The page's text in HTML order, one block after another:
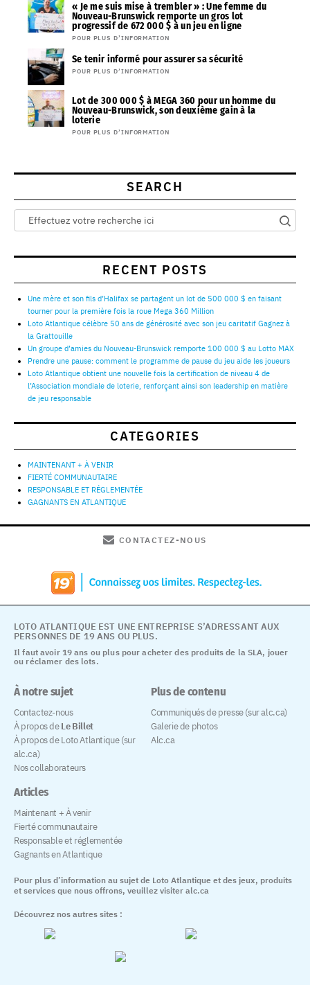
« Je me suis mise à trembler » : Une femme du
Nouveau-Brunswick remporte un gros lot
progressif de 672 000 $ à un jeu en ligne
POUR PLUS D’INFORMATION
Se tenir informé pour assurer sa sécurité
POUR PLUS D’INFORMATION
Lot de 300 000 $ à MEGA 360 pour un homme du
Nouveau-Brunswick, son deuxième gain à la
loterie
POUR PLUS D’INFORMATION
SEARCH
RECENT POSTS
Une mère et son fils d’Halifax se partagent un lot de 500 000 $ en faisant
tourner pour la première fois la roue Mega 360 Million
Loto Atlantique célèbre 50 ans de générosité avec son jeu caritatif Gagnez à
la Grattouille
Un groupe d’amies du Nouveau-Brunswick remporte 100 000 $ au Lotto MAX
Prendre une pause: comment le programme de pause du jeu aide les joueurs
Loto Atlantique obtient une nouvelle fois la certification de niveau 4 de
l’Association mondiale de loterie, renforçant ainsi son leadership en matière
de jeu responsable
CATEGORIES
MAINTENANT + À VENIR
FIERTÉ COMMUNAUTAIRE
RESPONSABLE ET RÉGLEMENTÉE
GAGNANTS EN ATLANTIQUE
CONTACTEZ-NOUS
Il faut avoir 19 ans ou plus pour acheter des produits de la SLA, jouer
ou réclamer des lots.
LOTO ATLANTIQUE EST UNE ENTREPRISE S’ADRESSANT AUX
PERSONNES DE 19 ANS OU PLUS.
À notre sujet
Contactez-nous
À propos deLe Billet
À propos de Loto Atlantique (sur
alc.ca)
Nos collaborateurs
Articles
Maintenant + À venir
Fierté communautaire
Responsable et réglementée
Gagnants en Atlantique
Plus de contenu
Communiqués de presse (sur alc.ca)
Galerie de photos
Alc.ca
Pour plus d’information au sujet de Loto Atlantique et des jeux, produits
et services que nous offrons, veuillez visiter alc.ca
Découvrez nos autres sites :